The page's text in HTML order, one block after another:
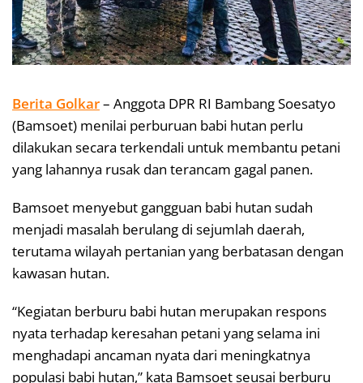
Berita Golkar– Anggota DPR RI Bambang Soesatyo
(Bamsoet) menilai perburuan babi hutan perlu
dilakukan secara terkendali untuk membantu petani
yang lahannya rusak dan terancam gagal panen.
Bamsoet menyebut gangguan babi hutan sudah
menjadi masalah berulang di sejumlah daerah,
terutama wilayah pertanian yang berbatasan dengan
kawasan hutan.
“Kegiatan berburu babi hutan merupakan respons
nyata terhadap keresahan petani yang selama ini
menghadapi ancaman nyata dari meningkatnya
populasi babi hutan,” kata Bamsoet seusai berburu